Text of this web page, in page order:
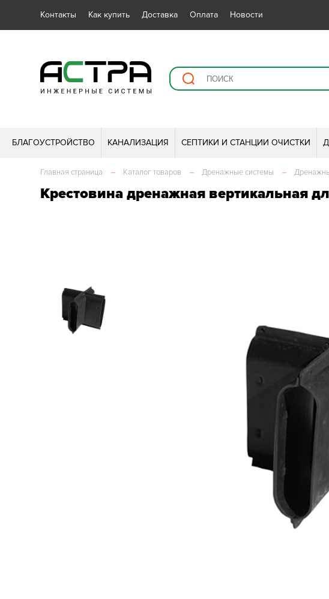
Контакты Как купить Доставка Оплата Новости
БЛАГОУСТРОЙСТВО КАНАЛИЗАЦИЯ СЕПТИКИ И СТАНЦИИ ОЧИСТКИ
Главная страница – Каталог товаров – Дренажные системы –
Крестовина дренажная вертикальная